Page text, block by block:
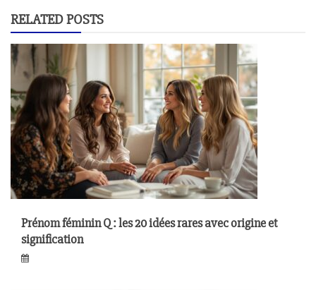
RELATED POSTS
Prénom féminin Q : les 20 idées rares avec origine et
signification